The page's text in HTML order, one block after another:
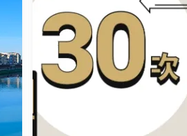
黃金ETF